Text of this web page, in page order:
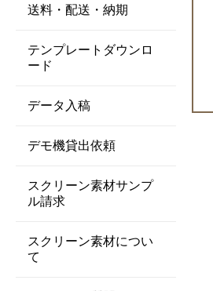
送料・配送・納期
テンプレートダウンロ
ード
データ入稿
デモ機貸出依頼
スクリーン素材サンプ
ル請求
スクリーン素材につい
て